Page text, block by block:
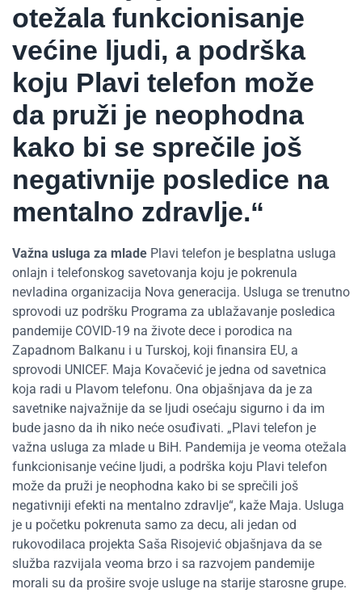
otežala funkcionisanje
većine ljudi, a podrška
koju Plavi telefon može
da pruži je neophodna
kako bi se sprečile još
negativnije posledice na
mentalno zdravlje.“
Važna usluga za mlade Plavi telefon je besplatna usluga
onlajn i telefonskog savetovanja koju je pokrenula
nevladina organizacija Nova generacija. Usluga se trenutno
sprovodi uz podršku Programa za ublažavanje posledica
pandemije COVID-19 na živote dece i porodica na
Zapadnom Balkanu i u Turskoj, koji finansira EU, a
sprovodi UNICEF. Maja Kovačević je jedna od savetnica
koja radi u Plavom telefonu. Ona objašnjava da je za
savetnike najvažnije da se ljudi osećaju sigurno i da im
bude jasno da ih niko neće osuđivati. „Plavi telefon je
važna usluga za mlade u BiH. Pandemija je veoma otežala
funkcionisanje većine ljudi, a podrška koju Plavi telefon
može da pruži je neophodna kako bi se sprečili još
negativniji efekti na mentalno zdravlje“, kaže Maja. Usluga
je u početku pokrenuta samo za decu, ali jedan od
rukovodilaca projekta Saša Risojević objašnjava da se
služba razvijala veoma brzo i sa razvojem pandemije
morali su da prošire svoje usluge na starije starosne grupe.